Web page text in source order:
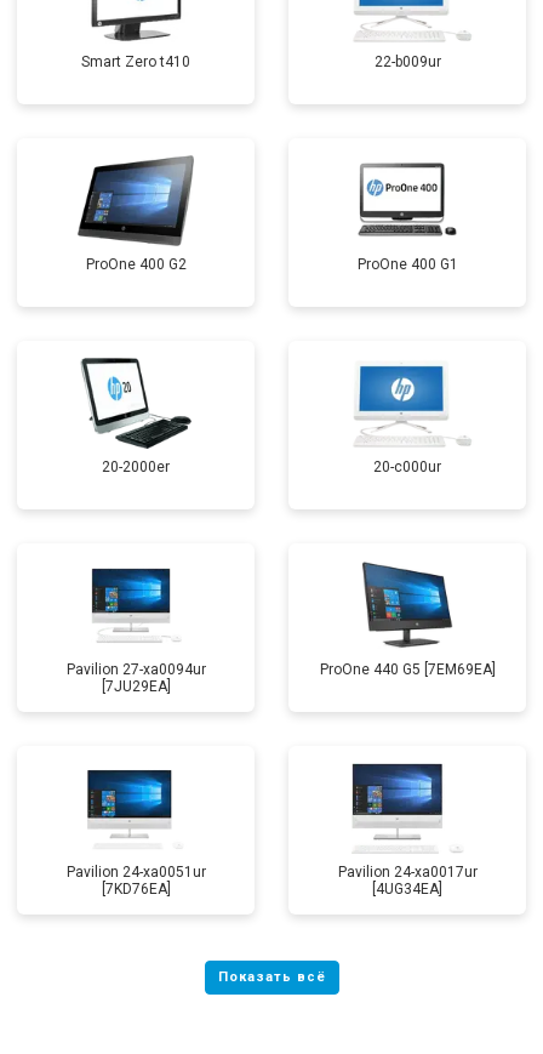
Smart Zero t410 22-b009ur
ProOne 400 G2 ProOne 400 G1
20-2000er 20-c000ur
Pavilion 27-xa0094ur
[7JU29EA]
ProOne 440 G5 [7EM69EA]
Pavilion 24-xa0051ur
[7KD76EA]
Pavilion 24-xa0017ur
[4UG34EA]